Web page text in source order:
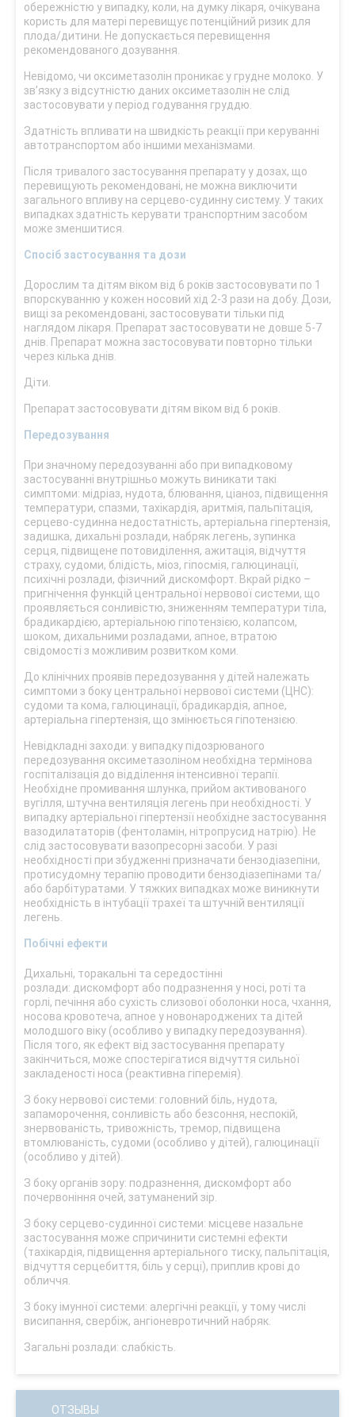
обережністю у випадку, коли, на думку лікаря, очікувана
користь для матері перевищує потенційний ризик для
плода/дитини. Не допускається перевищення
рекомендованого дозування.
Невідомо, чи оксиметазолін проникає у грудне молоко. У
зв’язку з відсутністю даних оксиметазолін не слід
застосовувати у період годування груддю.
Здатність впливати на швидкість реакції при керуванні
автотранспортом або іншими механізмами.
Після тривалого застосування препарату у дозах, що
перевищують рекомендовані, не можна виключити
загального впливу на серцево-судинну систему. У таких
випадках здатність керувати транспортним засобом
може зменшитися.
Спосіб застосування та дози
Дорослим та дітям віком від 6 років застосовувати по 1
впорскуванню у кожен носовий хід 2‑3 рази на добу. Дози,
вищі за рекомендовані, застосовувати тільки під
наглядом лікаря. Препарат застосовувати не довше 5-7
днів. Препарат можна застосовувати повторно тільки
через кілька днів.
Діти.
Препарат застосовувати дітям віком від 6 років.
Передозування
При значному передозуванні або при випадковому
застосуванні внутрішньо можуть виникати такі
симптоми: мідріаз, нудота, блювання, ціаноз, підвищення
температури, спазми, тахікардія, аритмія, пальпітація,
серцево-судинна недостатність, артеріальна гіпертензія,
задишка, дихальні розлади, набряк легень, зупинка
серця, підвищене потовиділення, ажитація, відчуття
страху, судоми, блідість, міоз, гіпосмія, галюцинації,
психічні розлади, фізичний дискомфорт. Вкрай рідко –
пригнічення функцій центральної нервової системи, що
проявляється сонливістю, зниженням температури тіла,
брадикардією, артеріальною гіпотензією, колапсом,
шоком, дихальними розладами, апное, втратою
свідомості з можливим розвитком коми.
До клінічних проявів передозування у дітей належать
симптоми з боку центральної нервової системи (ЦНС):
судоми та кома, галюцинації, брадикардія, апное,
артеріальна гіпертензія, що змінюється гіпотензією.
Невідкладні заходи: у випадку підозрюваного
передозування оксиметазоліном необхідна термінова
госпіталізація до відділення інтенсивної терапії.
Необхідне промивання шлунка, прийом активованого
вугілля, штучна вентиляція легень при необхідності. У
випадку артеріальної гіпертензії необхідне застосування
вазодилататорів (фентоламін, нітропрусид натрію). Не
слід застосовувати вазопресорні засоби. У разі
необхідності при збудженні призначати бензодіазепіни,
протисудомну терапію проводити бензодіазепінами та/
або барбітуратами. У тяжких випадках може виникнути
необхідність в інтубації трахеї та штучній вентиляції
легень.
Побічні ефекти
Дихальні, торакальні та середостінні
розлади: дискомфорт або подразнення у носі, роті та
горлі, печіння або сухість слизової оболонки носа, чхання,
носова кровотеча, апное у новонароджених та дітей
молодшого віку (особливо у випадку передозування).
Після того, як ефект від застосування препарату
закінчиться, може спостерігатися відчуття сильної
закладеності носа (реактивна гіперемія).
З боку нервової системи: головний біль, нудота,
запаморочення, сонливість або безсоння, неспокій,
знервованість, тривожність, тремор, підвищена
втомлюваність, судоми (особливо у дітей), галюцинації
(особливо у дітей).
З боку органів зору: подразнення, дискомфорт або
почервоніння очей, затуманений зір.
З боку серцево-судинної системи: місцеве назальне
застосування може спричинити системні ефекти
(тахікардія, підвищення артеріального тиску, пальпітація,
відчуття серцебиття, біль у серці), приплив крові до
обличчя.
З боку імунної системи: алергічні реакції, у тому числі
висипання, свербіж, ангіоневротичний набряк.
Загальні розлади: слабкість.
ОТЗЫВЫ